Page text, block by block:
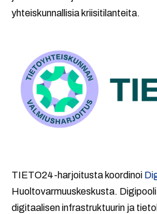
yhteiskunnallisia kriisitilanteita.
TIETO24-harjoitusta koordinoi
Huoltovarmuuskeskusta.
digitaalisen infrastruktuurin ja